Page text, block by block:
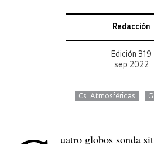
Redacción
Edición 319
sep 2022
Cs. Atmosféricas
uatro globos sonda